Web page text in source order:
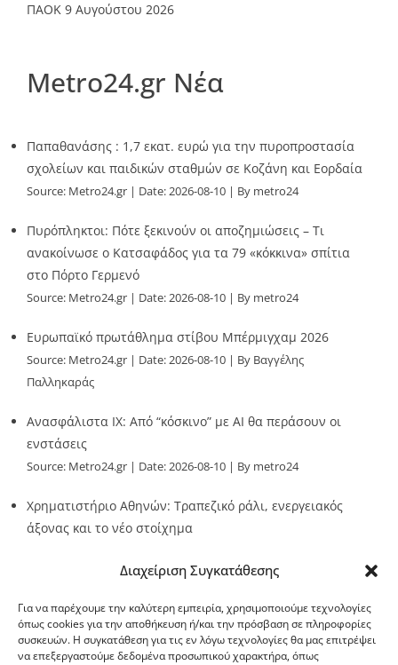
Διαχείριση Συγκατάθεσης
Για να παρέχουμε την καλύτερη εμπειρία, χρησιμοποιούμε τεχνολογίες
όπως cookies για την αποθήκευση ή/και την πρόσβαση σε πληροφορίες
συσκευών. Η συγκατάθεση για τις εν λόγω τεχνολογίες θα μας επιτρέψει
να επεξεργαστούμε δεδομένα προσωπικού χαρακτήρα, όπως
ΠΑΟΚ 9 Αυγούστου 2026
Metro24.gr Νέα
Παπαθανάσης : 1,7 εκατ. ευρώ για την πυροπροστασία
σχολείων και παιδικών σταθμών σε Κοζάνη και Εορδαία
Source: Metro24.gr Date: 2026-08-10 By metro24
Πυρόπληκτοι: Πότε ξεκινούν οι αποζημιώσεις – Τι
ανακοίνωσε ο Κατσαφάδος για τα 79 «κόκκινα» σπίτια
στο Πόρτο Γερμενό
Source: Metro24.gr Date: 2026-08-10 By metro24
Ευρωπαϊκό πρωτάθλημα στίβου Μπέρμιγχαμ 2026
Source: Metro24.gr Date: 2026-08-10
By Βαγγέλης
Παλληκαράς
Ανασφάλιστα ΙΧ: Από “κόσκινο” με AI θα περάσουν οι
ενστάσεις
Source: Metro24.gr Date: 2026-08-10 By metro24
Χρηματιστήριο Αθηνών: Τραπεζικό ράλι, ενεργειακός
άξονας και το νέο στοίχημα